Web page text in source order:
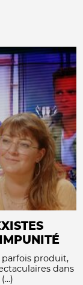
parfois produit,
dans